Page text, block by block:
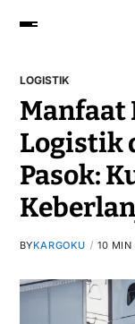
LOGISTIK
Manfaat
Logistik
Pasok:
BYKARGOKU 10 MIN